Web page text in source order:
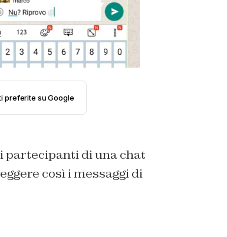
preferite su Google
partecipanti di una chat
così i messaggi di